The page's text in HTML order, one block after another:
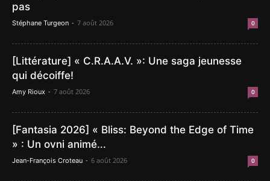
pas
Stéphane Turgeon - 7 août 2026 0
[Littérature] « C.R.A.A.V. »: Une saga jeunesse
qui décoiffe!
Amy Rioux - 7 août 2026 0
[Fantasia 2026] « Bliss: Beyond the Edge of Time
» : Un ovni animé...
Jean-François Croteau - 6 août 2026 0